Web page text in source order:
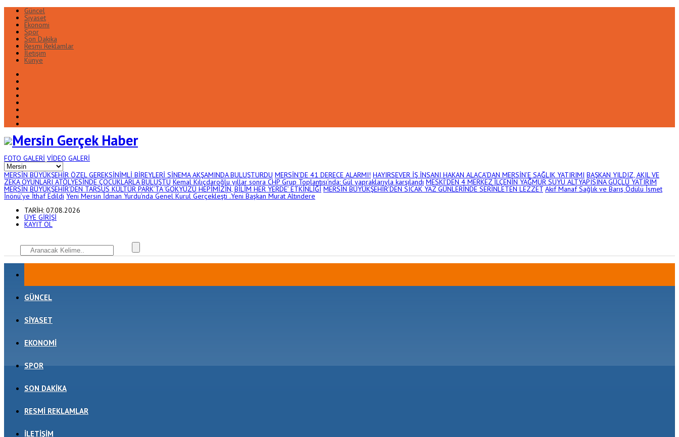
Güncel
Siyaset
Ekonomi
Spor
Son Dakika
Resmi Reklamlar
İletişim
Künye
FOTO GALERİ VİDEO GALERİ
MERSİN BÜYÜKŞEHİR ÖZEL GEREKSİNİMLİ BİREYLERİ SİNEMA AKŞAMINDA BULUŞTURDU MERSİN’DE 41 DERECE ALARMI! HAYIRSEVER İŞ İNSANI HAKAN ALACA’DAN MERSİN’E SAĞLIK YATIRIMI BAŞKAN YILDIZ, AKIL VE
ZEKA OYUNLARI ATÖLYESİNDE ÇOCUKLARLA BULUŞTU Kemal Kılıçdaroğlu yıllar sonra CHP Grup Toplantısı’nda: Gül yapraklarıyla karşılandı MESKİ’DEN 4 MERKEZ İLÇENİN YAĞMUR SUYU ALTYAPISINA GÜÇLÜ YATIRIM
MERSİN BÜYÜKŞEHİR’DEN TARSUS KÜLTÜR PARK’TA ‘GÖKYÜZÜ HEPİMİZİN, BİLİM HER YERDE’ ETKİNLİĞİ MERSİN BÜYÜKŞEHİR’DEN SICAK YAZ GÜNLERİNDE SERİNLETEN LEZZET Akif Manaf Sağlık ve Barış Ödülü İsmet
İnönü’ye İthaf Edildi Yeni Mersin İdman Yurdu’nda Genel Kurul Gerçekleşti .Yeni Başkan Murat Altındere
TARİH: 07.08.2026
ÜYE GİRİŞİ
KAYIT OL
GÜNCEL
SIYASET
EKONOMI
SPOR
SON DAKIKA
RESMI REKLAMLAR
İLETIŞIM